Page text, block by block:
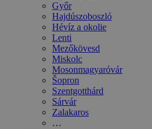
Győr
Hajdúszoboszló
Hévíz a okolie
Lenti
Mezőkövesd
Miskolc
Mosonmagyaróvár
Šopron
Szentgotthárd
Sárvár
Zalakaros
…